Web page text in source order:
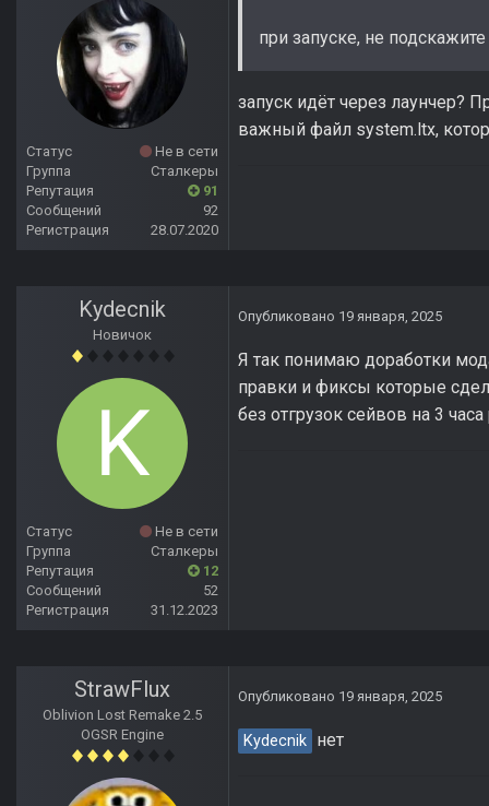
Статус
Не в сети
Группа
Сталкеры
Репутация
91
Сообщений
92
Регистрация
28.07.2020
при запуске, не
запуск идёт через лаунчер?
важный файл system.ltx,
Kydecnik
Новичок
Статус
Не в сети
Группа
Сталкеры
Репутация
12
Сообщений
52
Регистрация
31.12.2023
Опубликовано 19 января, 2025
Я так понимаю доработки
правки и фиксы которые
без отгрузок сейвов на 3
StrawFlux
Oblivion Lost Remake 2.5
OGSR Engine
Опубликовано 19 января, 2025
Kydecnik нет